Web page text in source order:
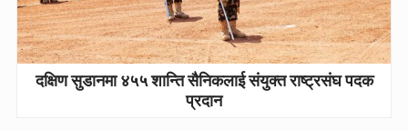
दक्षिण सुडानमा ४५५ शान्ति सैनिकलाई संयुक्त राष्ट्रसंघ पदक
प्रदान